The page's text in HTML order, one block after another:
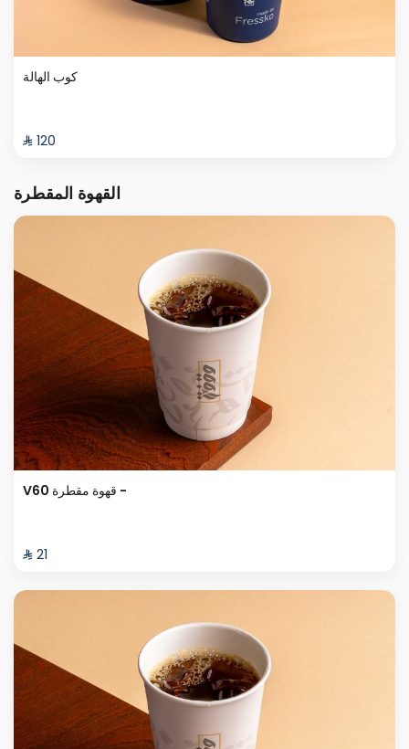
كوب الهالة
⁨⁦‪‬ 120⁩
القهوة المقطرة
V60 قهوة مقطرة -
⁨⁦‪‬ 21⁩